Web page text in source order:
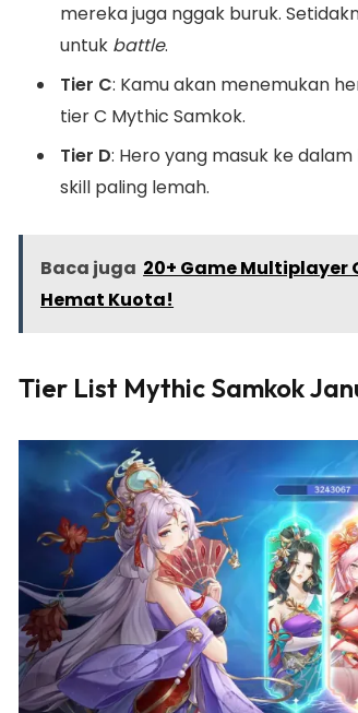
mereka juga nggak buruk.
untuk battle.
Tier C: Kamu akan menemukan
tier C Mythic Samkok.
Tier D: Hero yang masuk ke
skill paling lemah.
Baca juga 20+ Game Multiplayer
Hemat Kuota!
Tier List Mythic Samkok